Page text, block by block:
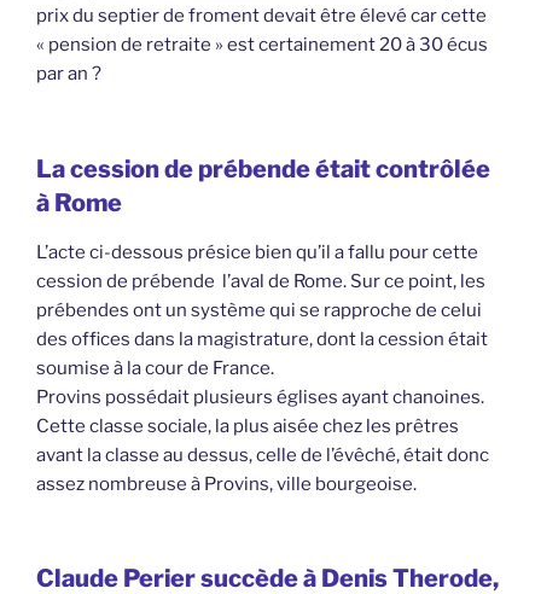
prix du septier de froment devait être élevé car cette
« pension de retraite » est certainement 20 à 30 écus
par an ?
La cession de prébende était contrôlée
à Rome
L’acte ci-dessous présice bien qu’il a fallu pour cette
cession de prébende l’aval de Rome. Sur ce point, les
prébendes ont un système qui se rapproche de celui
des offices dans la magistrature, dont la cession était
soumise à la cour de France.
Provins possédait plusieurs églises ayant chanoines.
Cette classe sociale, la plus aisée chez les prêtres
avant la classe au dessus, celle de l’évêché, était donc
assez nombreuse à Provins, ville bourgeoise.
Claude Perier succède à Denis Therode,